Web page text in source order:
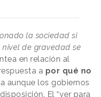
la sociedad si
de gravedad se
en relación al
a por qué no
aunque los gobiernos
El “ver para